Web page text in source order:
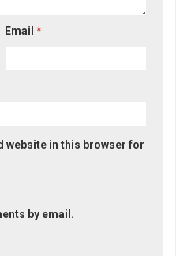
Email*
website in this browser for
by email.